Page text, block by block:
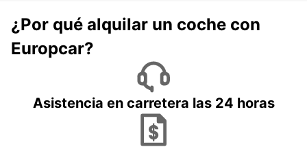
¿Por qué alquilar un coche con
Europcar?
Asistencia en carretera las 24 horas